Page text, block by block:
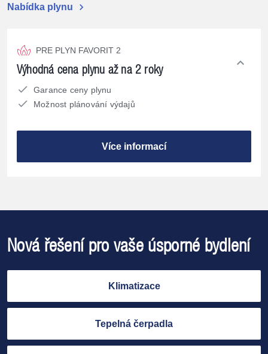
Nabídka plynu chevron_right
PRE PLYN FAVORIT 2
Výhodná cena plynu až na 2 roky expand_less
Garance ceny plynu
Možnost plánování výdajů
Více informací
Nová řešení pro vaše úsporné bydlení
Klimatizace
Tepelná čerpadla